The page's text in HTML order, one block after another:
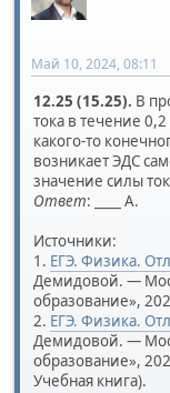
Май 10, 2024, 08:11
12.25 (15.25). В
тока в течение
какого-то
возникает ЭДС
значение силы
Ответ: ____ А.
Источники:
1. ЕГЭ. Физика.
Демидовой. —
образование»,
2. ЕГЭ. Физика.
Демидовой. —
образование»,
Учебная книга).